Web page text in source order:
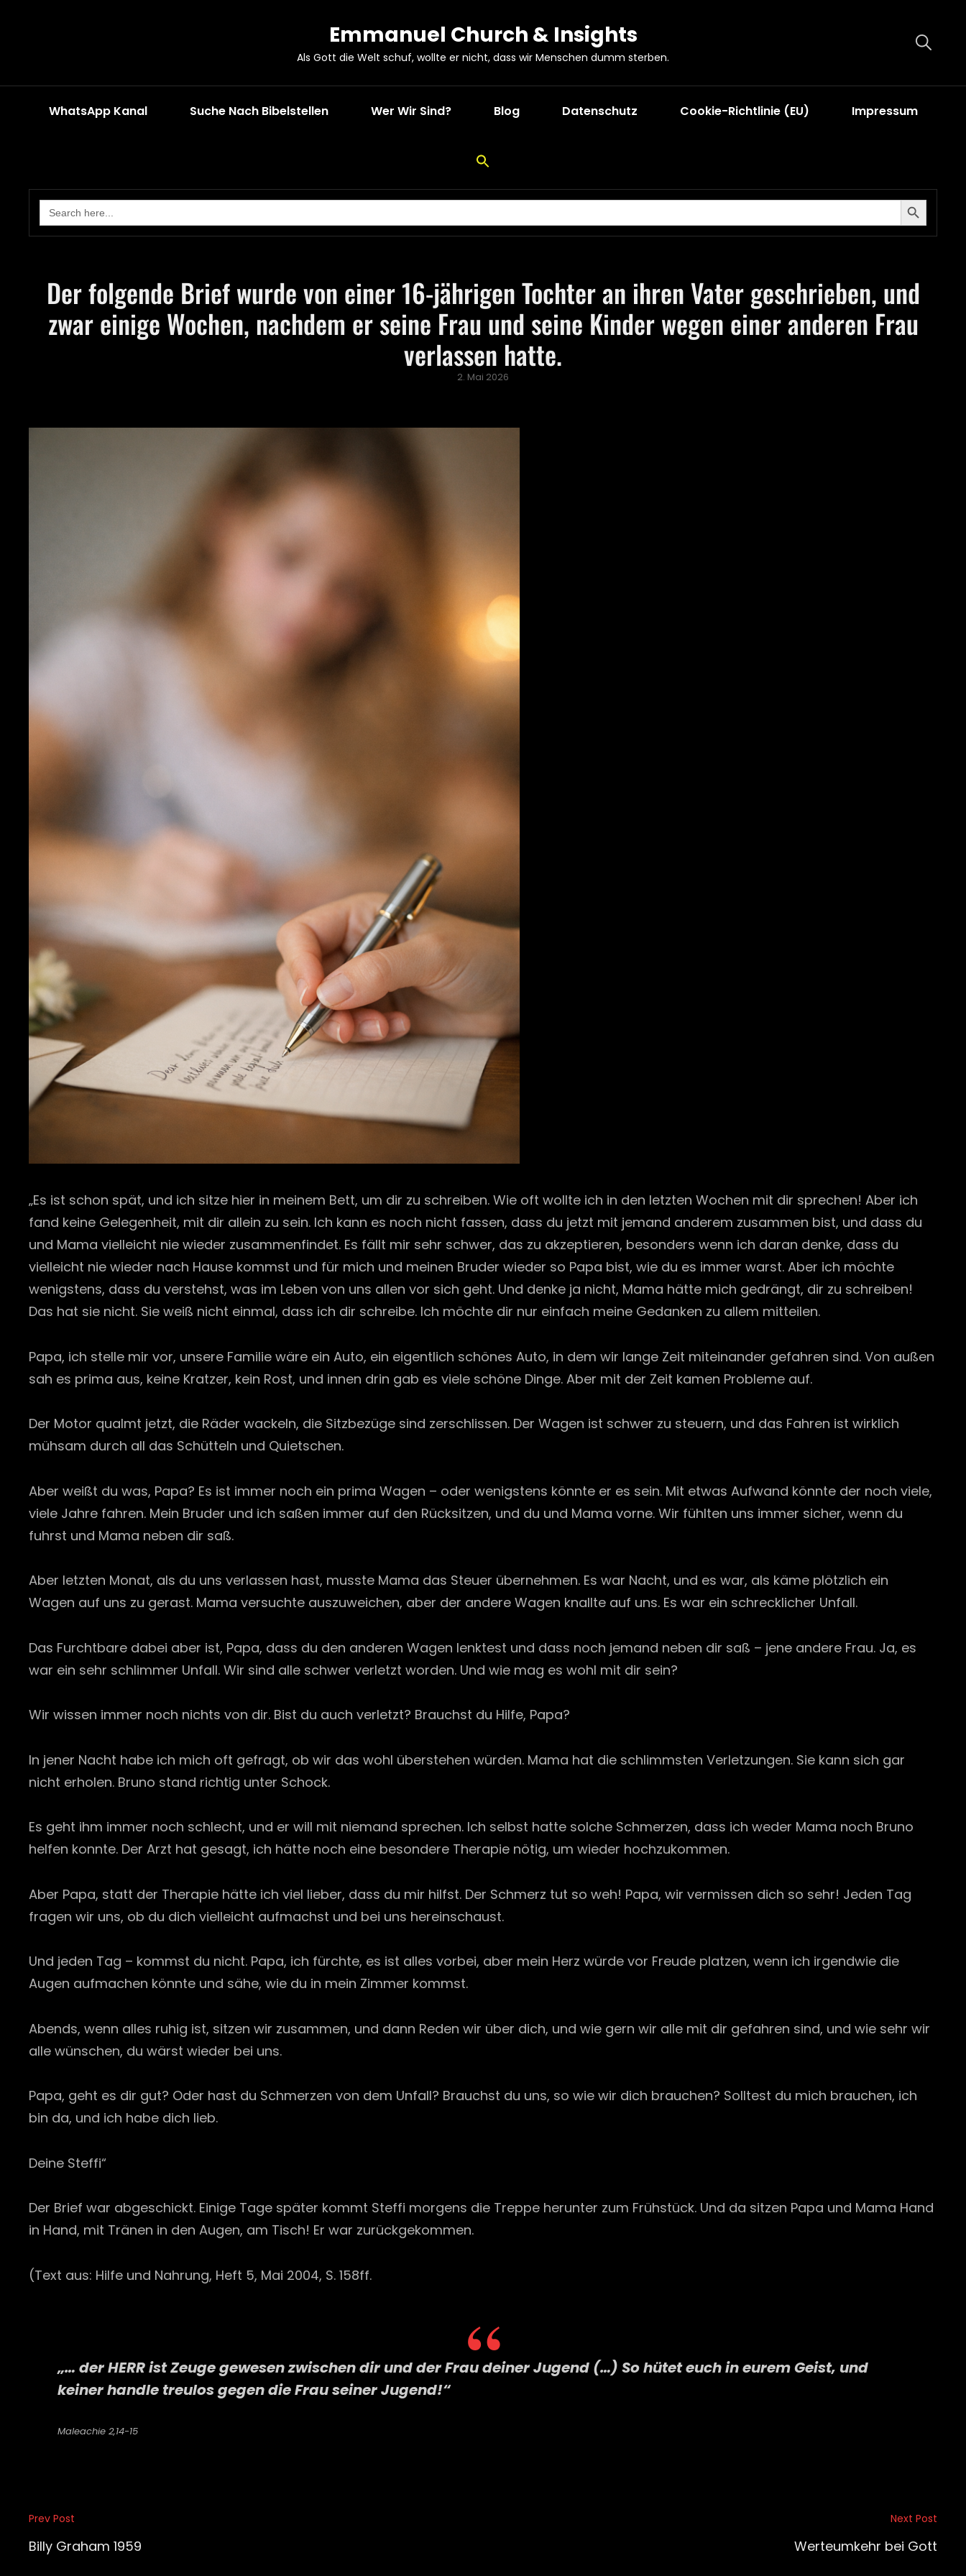
Emmanuel Church & Insights
Als Gott die Welt schuf, wollte er nicht, dass wir Menschen dumm sterben.
WhatsApp Kanal Suche Nach Bibelstellen Wer Wir Sind? Blog Datenschutz Cookie-Richtlinie (EU) Impressum
Search
for:
Search Button
Der folgende Brief wurde von einer 16-jährigen Tochter an ihren Vater geschrieben, und
zwar einige Wochen, nachdem er seine Frau und seine Kinder wegen einer anderen Frau
verlassen hatte.
Posted
2. Mai 2026
„Es ist schon spät, und ich sitze hier in meinem Bett, um dir zu schreiben. Wie oft wollte ich in den letzten Wochen mit dir sprechen! Aber ich
fand keine Gelegenheit, mit dir allein zu sein. Ich kann es noch nicht fassen, dass du jetzt mit jemand anderem zusammen bist, und dass du
und Mama vielleicht nie wieder zusammenfindet. Es fällt mir sehr schwer, das zu akzeptieren, besonders wenn ich daran denke, dass du
vielleicht nie wieder nach Hause kommst und für mich und meinen Bruder wieder so Papa bist, wie du es immer warst. Aber ich möchte
wenigstens, dass du verstehst, was im Leben von uns allen vor sich geht. Und denke ja nicht, Mama hätte mich gedrängt, dir zu schreiben!
Das hat sie nicht. Sie weiß nicht einmal, dass ich dir schreibe. Ich möchte dir nur einfach meine Gedanken zu allem mitteilen.
Papa, ich stelle mir vor, unsere Familie wäre ein Auto, ein eigentlich schönes Auto, in dem wir lange Zeit miteinander gefahren sind. Von außen
sah es prima aus, keine Kratzer, kein Rost, und innen drin gab es viele schöne Dinge. Aber mit der Zeit kamen Probleme auf.
Der Motor qualmt jetzt, die Räder wackeln, die Sitzbezüge sind zerschlissen. Der Wagen ist schwer zu steuern, und das Fahren ist wirklich
mühsam durch all das Schütteln und Quietschen.
Aber weißt du was, Papa? Es ist immer noch ein prima Wagen – oder wenigstens könnte er es sein. Mit etwas Aufwand könnte der noch viele,
viele Jahre fahren. Mein Bruder und ich saßen immer auf den Rücksitzen, und du und Mama vorne. Wir fühlten uns immer sicher, wenn du
fuhrst und Mama neben dir saß.
Aber letzten Monat, als du uns verlassen hast, musste Mama das Steuer übernehmen. Es war Nacht, und es war, als käme plötzlich ein
Wagen auf uns zu gerast. Mama versuchte auszuweichen, aber der andere Wagen knallte auf uns. Es war ein schrecklicher Unfall.
Das Furchtbare dabei aber ist, Papa, dass du den anderen Wagen lenktest und dass noch jemand neben dir saß – jene andere Frau. Ja, es
war ein sehr schlimmer Unfall. Wir sind alle schwer verletzt worden. Und wie mag es wohl mit dir sein?
Wir wissen immer noch nichts von dir. Bist du auch verletzt? Brauchst du Hilfe, Papa?
In jener Nacht habe ich mich oft gefragt, ob wir das wohl überstehen würden. Mama hat die schlimmsten Verletzungen. Sie kann sich gar
nicht erholen. Bruno stand richtig unter Schock.
Es geht ihm immer noch schlecht, und er will mit niemand sprechen. Ich selbst hatte solche Schmerzen, dass ich weder Mama noch Bruno
helfen konnte. Der Arzt hat gesagt, ich hätte noch eine besondere Therapie nötig, um wieder hochzukommen.
Aber Papa, statt der Therapie hätte ich viel lieber, dass du mir hilfst. Der Schmerz tut so weh! Papa, wir vermissen dich so sehr! Jeden Tag
fragen wir uns, ob du dich vielleicht aufmachst und bei uns hereinschaust.
Und jeden Tag – kommst du nicht. Papa, ich fürchte, es ist alles vorbei, aber mein Herz würde vor Freude platzen, wenn ich irgendwie die
Augen aufmachen könnte und sähe, wie du in mein Zimmer kommst.
Abends, wenn alles ruhig ist, sitzen wir zusammen, und dann Reden wir über dich, und wie gern wir alle mit dir gefahren sind, und wie sehr wir
alle wünschen, du wärst wieder bei uns.
Papa, geht es dir gut? Oder hast du Schmerzen von dem Unfall? Brauchst du uns, so wie wir dich brauchen? Solltest du mich brauchen, ich
bin da, und ich habe dich lieb.
Deine Steffi“
Der Brief war abgeschickt. Einige Tage später kommt Steffi morgens die Treppe herunter zum Frühstück. Und da sitzen Papa und Mama Hand
in Hand, mit Tränen in den Augen, am Tisch! Er war zurückgekommen.
(Text aus: Hilfe und Nahrung, Heft 5, Mai 2004, S. 158ff.
„… der HERR ist Zeuge gewesen zwischen dir und der Frau deiner Jugend (…) So hütet euch in eurem Geist, und
keiner handle treulos gegen die Frau seiner Jugend!“
Maleachie 2,14-15
Beitragsnavigation
Previous
Post
Prev Post
Billy Graham 1959
Next Post
Werteumkehr bei Gott